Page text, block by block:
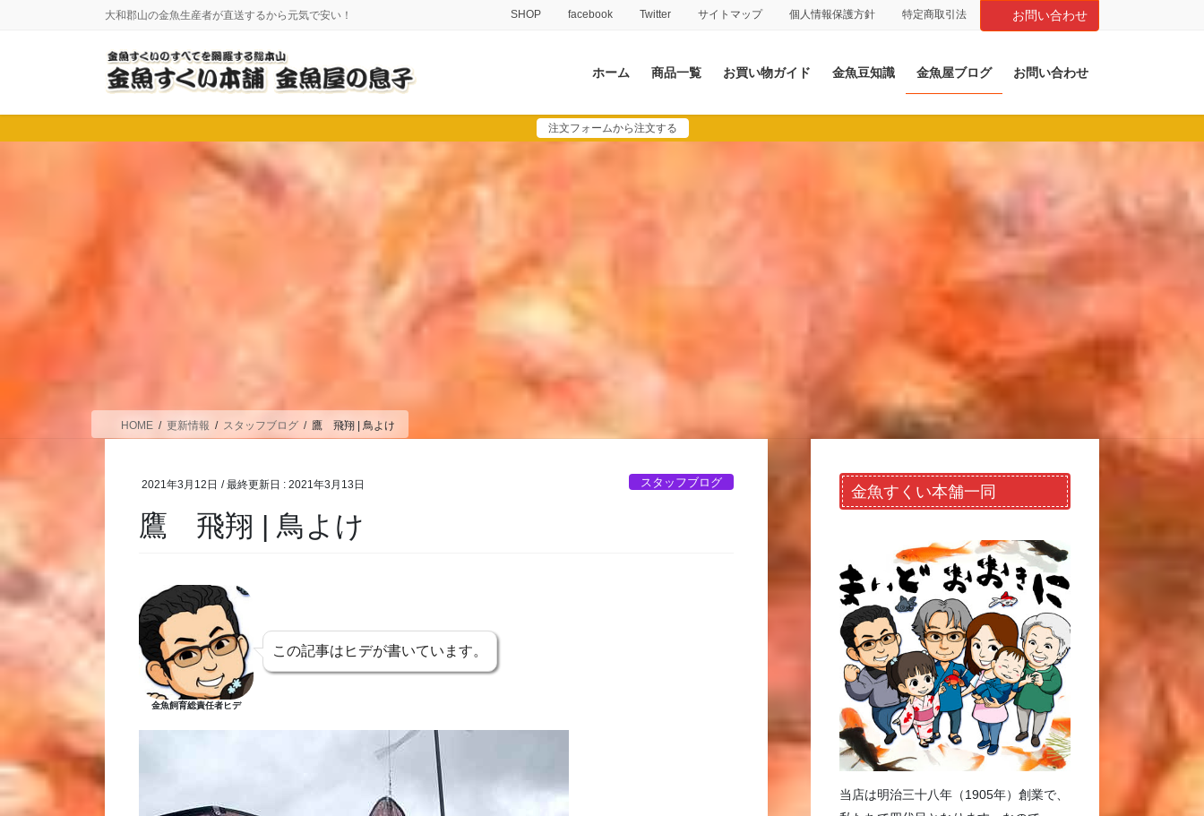
に
移
ョ
ン
大和郡山の金魚生産者が直送するから元気で安い！ SHOP facebook Twitter サイトマップ 個人情報保護方針 特定商取引法 お問い合わせ
ホーム 商品一覧 お買い物ガイド 金魚豆知識 金魚屋ブログ お問い合わせ
注文フォームから注文する
HOME 更新情報 スタッフブログ 鷹 飛翔 | 鳥よけ
2021年3月12日 / 最終更新日 :2021年3月13日 スタッフブログ
鷹 飛翔 | 鳥よけ
金魚飼育総責任者ヒデ
この記事はヒデが書いています。
金魚すくい本舗一同
当店は明治三十八年（1905年）創業で、